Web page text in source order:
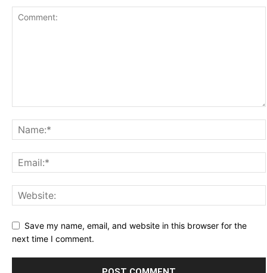
Save my name, email, and website in this browser for the
next time I comment.